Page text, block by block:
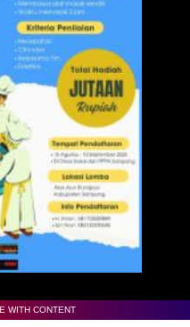
WITH CONTENT